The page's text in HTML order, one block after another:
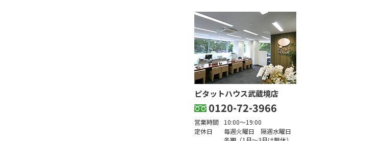
ピタットハウス武蔵境店
0120-72-3966
営業時間
10:00～19:00
定休日
毎週火曜日 隔週水曜日